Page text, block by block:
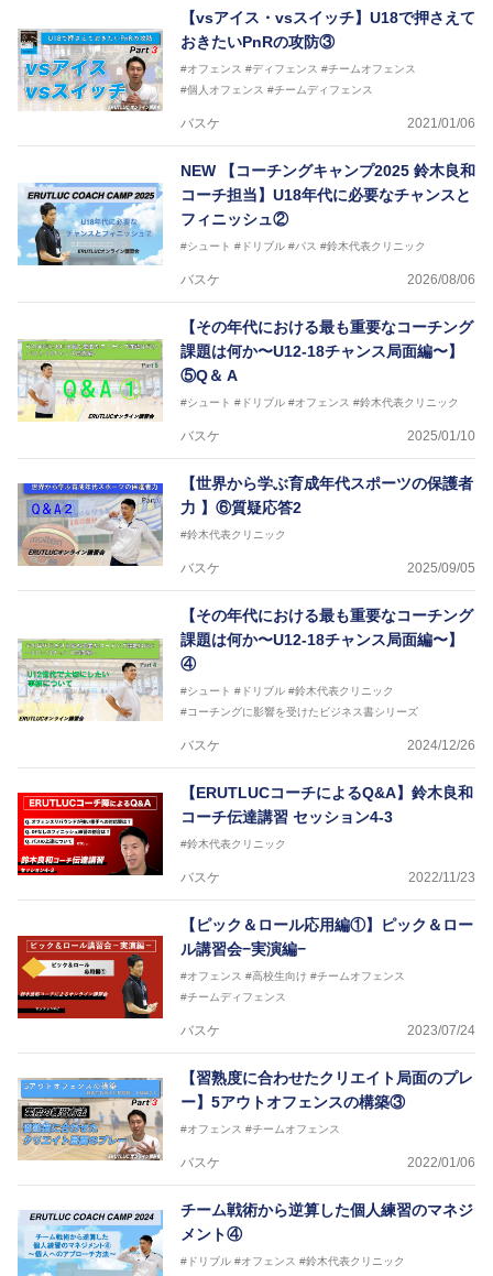
2016年U12ナショナルキャンプヘッドコーチ
2016年U13ナショナルキャンプヘッドコーチ
2016年男子日本代表サポートコーチ
2017年U12ナショナルキャンプヘッドコーチ
2017年U13ナショナルキャンプヘッドコーチ
2017年男子日本代表サポートコーチ
2018年U22日本代表スプリングキャンプアドバイザ
2018年U12ナショナルキャンプヘッドコーチ
2018年U13ナショナルキャンプヘッドコーチ
2018年～2021年男子日本代表サポートコーチ
2021年～女子日本代表アシスタントコーチ
【vsアイス・vsスイッチ】U18で押さえて
おきたいPnRの攻防③
#オフェンス #ディフェンス #チームオフェンス
#個人オフェンス #チームディフェンス
バスケ 2021/01/06
NEW
【コーチングキャンプ2025 鈴木良和
コーチ担当】U18年代に必要なチャンスと
フィニッシュ②
#シュート #ドリブル #パス #鈴木代表クリニック
バスケ 2026/08/06
【その年代における最も重要なコーチング
課題は何か〜U12-18チャンス局面編〜】
⑤Q＆ A
#シュート #ドリブル #オフェンス #鈴木代表クリニック
バスケ 2025/01/10
【世界から学ぶ育成年代スポーツの保護者
力 】⑥質疑応答2
#鈴木代表クリニック
バスケ 2025/09/05
【その年代における最も重要なコーチング
課題は何か〜U12-18チャンス局面編〜】
④
#シュート #ドリブル #鈴木代表クリニック
#コーチングに影響を受けたビジネス書シリーズ
バスケ 2024/12/26
【ERUTLUCコーチによるQ&A】鈴木良和
コーチ伝達講習 セッション4-3
#鈴木代表クリニック
バスケ 2022/11/23
【ピック＆ロール応用編①】ピック＆ロー
ル講習会−実演編−
#オフェンス #高校生向け #チームオフェンス
#チームディフェンス
バスケ 2023/07/24
【習熟度に合わせたクリエイト局面のプレ
ー】5アウトオフェンスの構築③
#オフェンス #チームオフェンス
バスケ 2022/01/06
チーム戦術から逆算した個人練習のマネジ
メント④
#ドリブル #オフェンス #鈴木代表クリニック